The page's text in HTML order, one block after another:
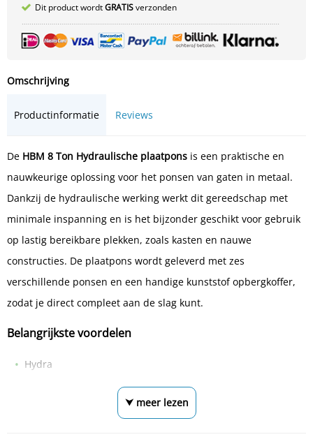
Dit product wordtGRATISverzonden
Omschrijving
Productinformatie Reviews
De HBM 8 Ton Hydraulische plaatpons is een praktische en
nauwkeurige oplossing voor het ponsen van gaten in metaal.
Dankzij de hydraulische werking werkt dit gereedschap met
minimale inspanning en is het bijzonder geschikt voor gebruik
op lastig bereikbare plekken, zoals kasten en nauwe
constructies. De plaatpons wordt geleverd met zes
verschillende ponsen en een handige kunststof opbergkoffer,
zodat je direct compleet aan de slag kunt.
Belangrijkste voordelen
Hydra
⮟ meer lezen